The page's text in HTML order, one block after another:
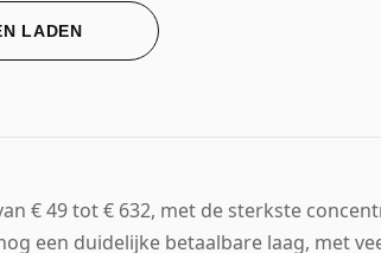
LADEN
€ 49 tot € 632, met de sterkste
een duidelijke betaalbare laag, met